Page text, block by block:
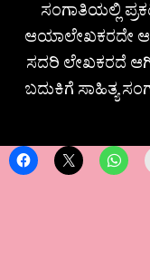
ಸಂಗಾತಿಯಲ್ಲಿ
ಆಯಾಲೇಖಕರದೇ
ಸದರಿ ಲೇಖಕರದೆ
ಬದುಕಿಗೆ ಸಾಹಿತ್ಯ